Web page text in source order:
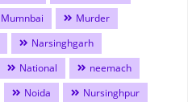
Mumnbai
Murder
Narsinghgarh
National
neemach
Noida
Nursinghpur